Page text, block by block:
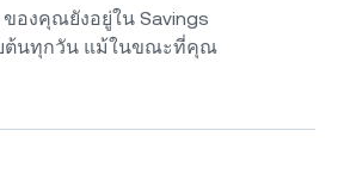
ของคุณยังอยู่ใน Savings
บต้นทุกวัน แม้ในขณะที่คุณ